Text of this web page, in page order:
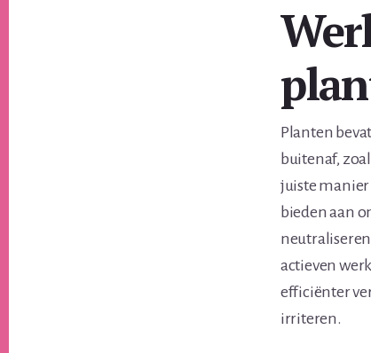
Planten
buitenaf,
juiste
bieden aan
actieven
efficiënter
irriteren.